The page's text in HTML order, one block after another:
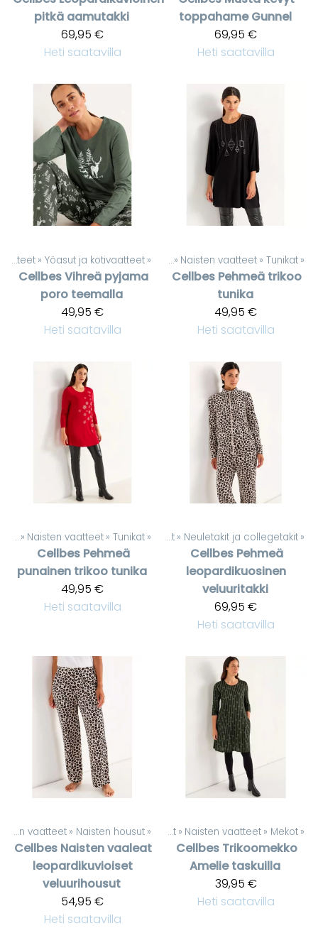
pitkä aamutakki
69,95 €
Heti saatavilla
toppahame Gunnel
69,95 €
Heti saatavilla
Naisten vaatteet ‪» Yöasut ja kotivaatteet ‪»
CellbesVihreä pyjama
poro teemalla
49,95 €
Heti saatavilla
Tuotteet ‪» Naisten vaatteet ‪» Tunikat ‪»
Cellbes Pehmeä trikoo
tunika
49,95 €
Heti saatavilla
‪» Naisten vaatteet ‪» Tunikat ‪»
Cellbes Pehmeä
punainen trikoo tunika
49,95 €
Heti saatavilla
Tuotteet‪» Naisten vaatteet ‪» Neuletakit ja collegetakit ‪»
Cellbes Pehmeä
leopardikuosinen
veluuritakki
69,95 €
Heti saatavilla
Naisten vaatteet ‪» Naisten housut ‪»
Cellbes Naisten vaaleat
leopardikuvioiset
veluurihousut
54,95 €
Heti saatavilla
Tuotteet ‪» Naisten vaatteet ‪» Mekot ‪»
Cellbes Trikoomekko
Amelie taskuilla
39,95 €
Heti saatavilla